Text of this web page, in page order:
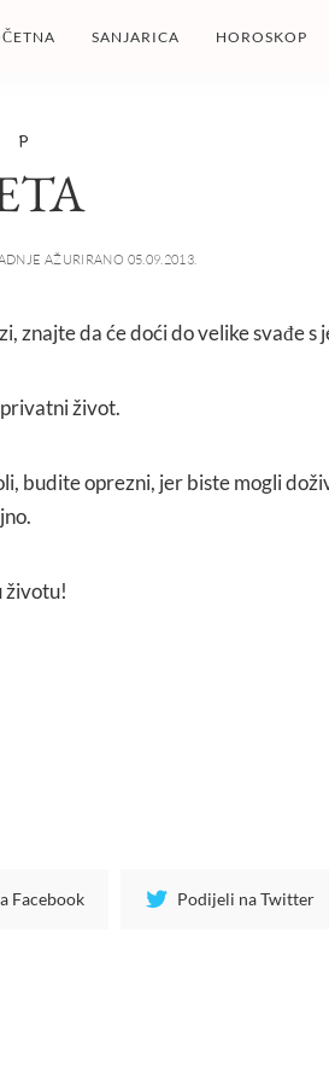
SANJARICA HOROSKOP
P
AŽURIRANO 05.09.2013.
znajte da će doći do velike svađe s
život.
budite oprezni, jer biste mogli
životu!
Facebook Podijeli na Twitter